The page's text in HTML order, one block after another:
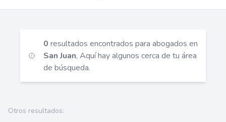
0 resultados encontrados para abogados en
San Juan, Aquí hay algunos cerca de tu área
de búsqueda.
Otros resultados: